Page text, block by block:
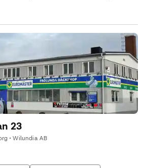
23
• Wilundia AB